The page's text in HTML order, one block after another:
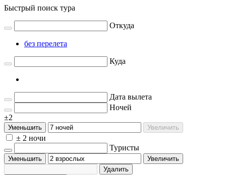
Быстрый поиск тура
Откуда
без перелета
Куда
Дата вылета
Ночей
±2
Уменьшить Увеличить
± 2 ночи
Туристы
Уменьшить
Увеличить
Удалить